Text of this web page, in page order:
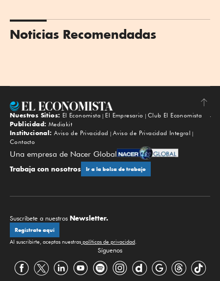
Noticias Recomendadas
Subir
Nuestros Sitios: El Economista El Empresario
Club El Economista
Publicidad: Mediakit
Institucional: Aviso de Privacidad
Aviso de Privacidad Integral
Contacto
Una empresa de Nacer Global
Trabaja con nosotros Ir a la bolsa de trabajo
Suscríbete a nuestros Newsletter.
Regístrate aquí
Al suscribirte, aceptas nuestras políticas de privacidad.
Síguenos